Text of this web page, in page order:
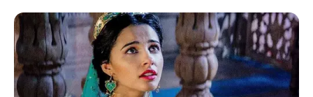
Początek kwietnia tego roku nie obfituje w polskich kinach
zatrważającą ilością premier. Jedynym osamotnionym